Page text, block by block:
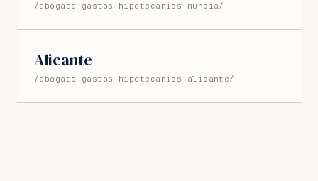
/abogado-gastos-hipotecarios-murcia/
Alicante
/abogado-gastos-hipotecarios-alicante/